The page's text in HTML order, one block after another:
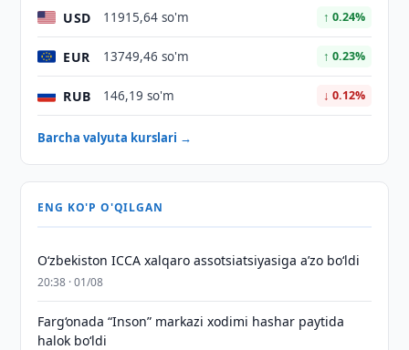
USD 11915,64 so'm ↑ 0.24%
EUR 13749,46 so'm ↑ 0.23%
RUB 146,19 so'm ↓ 0.12%
Barcha valyuta kurslari →
ENG KO'P O'QILGAN
O‘zbekiston ICCA xalqaro assotsiatsiyasiga aʼzo bo‘ldi
20:38 · 01/08
Farg‘onada “Inson” markazi xodimi hashar paytida
halok bo‘ldi